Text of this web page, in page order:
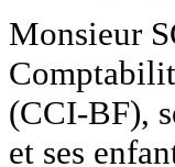
Monsieur
(CCI-BF),
et ses